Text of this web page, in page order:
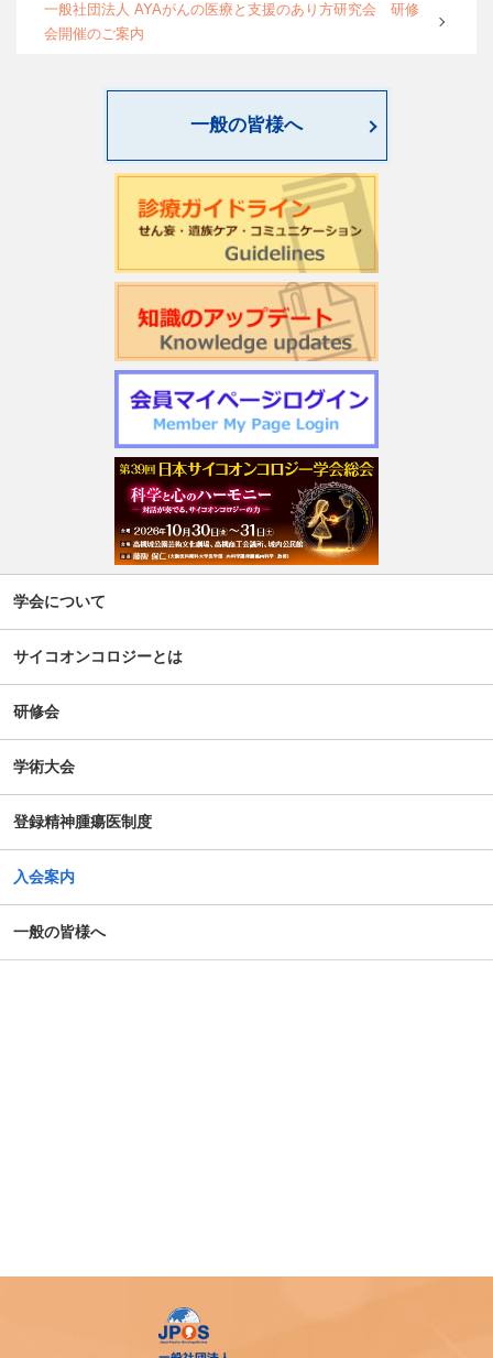
一般社団法人 AYAがんの医療と支援のあり方研究会 研修
会開催のご案内
第4回緩和臨床研究ワークショップのご案内
日本サイコオンコロジー学会「がん領域における認知行動
療法：基本スキル演習」研修会のご案内
2026年度学会開催CSTについて更新しました
第22回日本仏教看護・ビハーラ学会開催のお知らせ
第1回サイコオンコロジー×漢方 Webセミナー2026のご案内
令和7年度 日本がん相談研究会 第2回研修会開催のお知ら
週刊現代(3月2日号)精神腫瘍科特集記事について
「第5回せん妄対応プログラム研修会」開催について
【新旧対照表訂正】「がん等の診療に携わる医師等に対す
のための公開シンポジウム-開催のお知らせ
がん患者の抱えるアピアランス問題への心理社会的支援の
ための研修会（2025年度）
第14回日本がん相談研究会年次大会・プレセミナー
アピアランス＜問題＞への心理社会的支援のための研修会
一般の皆様へ
学会について
サイコオンコロジーとは
研修会
学術大会
登録精神腫瘍医制度
入会案内
一般の皆様へ